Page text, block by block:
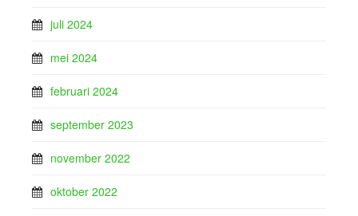
juli 2024
mei 2024
februari 2024
september 2023
november 2022
oktober 2022